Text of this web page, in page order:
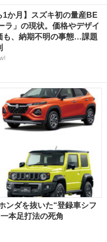
1か月】スズキ初の量産BE
ラ」の現状。価格やデザイ
も、納期不明の事態…課題
ンダを抜いた“登録車シフ
本足打法の死角